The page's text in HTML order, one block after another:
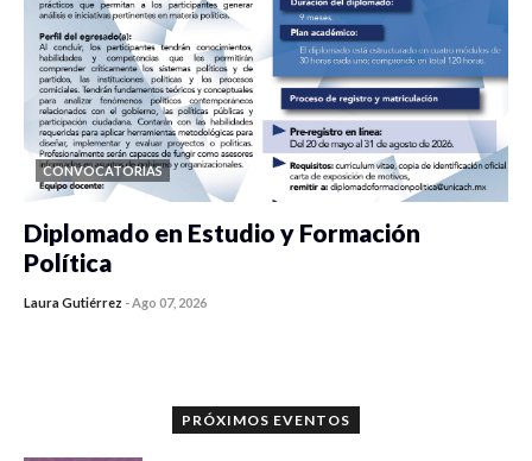
CONVOCATORIAS
Diplomado en Estudio y Formación
Política
Laura Gutiérrez -Ago 07, 2026
PRÓXIMOS EVENTOS